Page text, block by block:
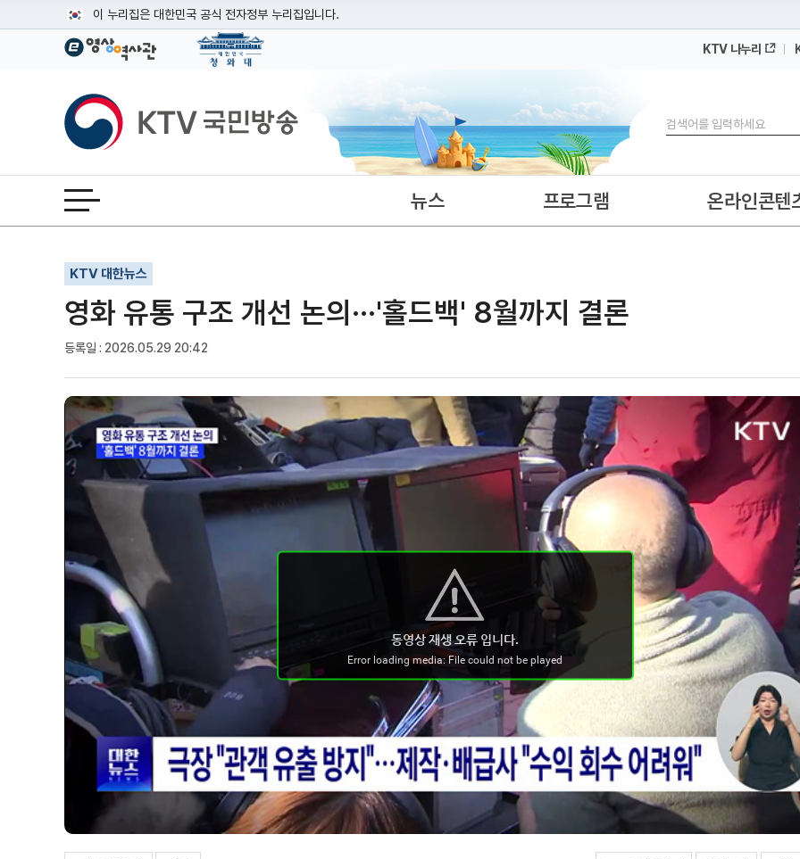
이 누리집은 대한민국 공식 전자정부 누리집입니다.
공식 누리집 주소 확인하기
이밖에 or.kr 또는 .kr등 다른 도메인 주소를 사용하고 있다면 아래 URL에서 도메인 주소를 확인해 보세요
운영중인 공식 누리집보기
KTV 나누리
KTV국민방송
검색
전체메뉴 열기 뉴스 프로그램 온라인콘텐
KTV 대한뉴스
영화 유통 구조 개선 논의···'홀드백' 8월까지 결론
등록일 : 2026.05.29 20:42
기사인쇄
글자확대
글자축소